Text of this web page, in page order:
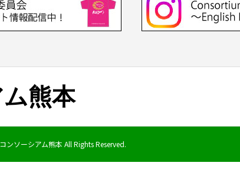
熊本
ンソーシアム熊本 All Rights Reserved.